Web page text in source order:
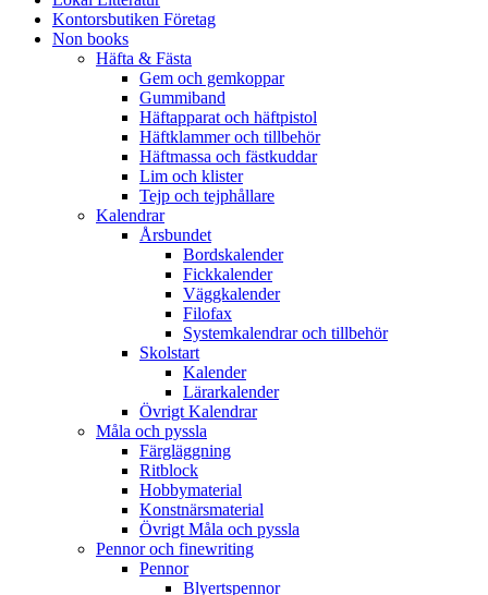
Kontorsbutiken Företag
Non books
Häfta & Fästa
Gem och gemkoppar
Gummiband
Häftapparat och häftpistol
Häftklammer och tillbehör
Häftmassa och fästkuddar
Lim och klister
Tejp och tejphållare
Kalendrar
Årsbundet
Bordskalender
Fickkalender
Väggkalender
Filofax
Systemkalendrar och tillbehör
Skolstart
Kalender
Lärarkalender
Övrigt Kalendrar
Måla och pyssla
Färgläggning
Ritblock
Hobbymaterial
Konstnärsmaterial
Övrigt Måla och pyssla
Pennor och finewriting
Pennor
Blyertspennor